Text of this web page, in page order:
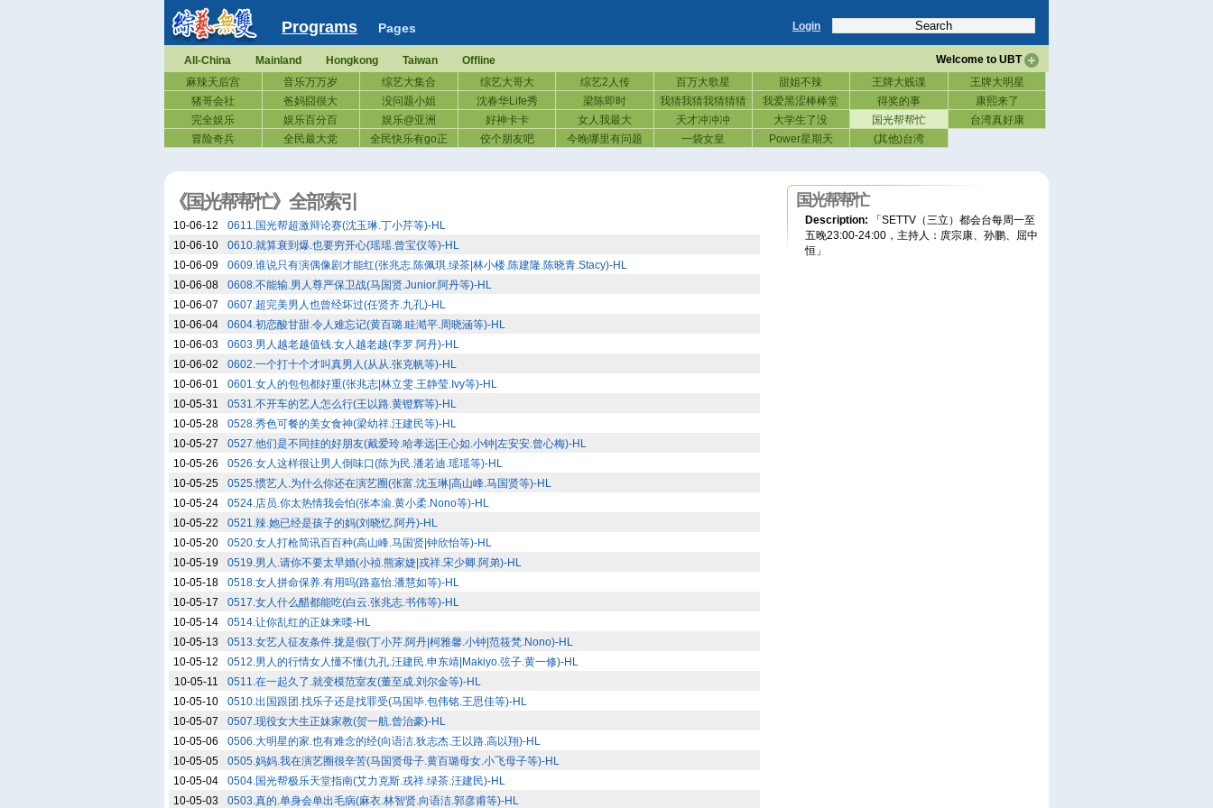
Login
Programs Pages
Welcome to UBT
All-China Mainland Hongkong Taiwan
Offline
麻辣天后宫
音乐万万岁 综艺大集合 综艺大哥大 综艺2人传 百万大歌星 甜姐不辣 王牌大贱谍
王牌大明星
猪哥会社
爸妈囧很大 没问题小姐 沈春华Life秀 梁陈即时 我猜我猜我猜猜猜 我爱黑涩棒棒堂 得奖的事
康熙来了
完全娱乐
娱乐百分百 娱乐@亚洲 好神卡卡 女人我最大 天才冲冲冲 大学生了没 国光帮帮忙
台湾真好康
冒险奇兵
全民最大党 全民快乐有go正 佼个朋友吧 今晚哪里有问题 一袋女皇 Power星期天 (其他)台湾
国光帮帮忙
Description:
「SETTV（三立）都会台每周一至
五晚23:00-24:00，主持人：庹宗康、孙鹏、屈中
恒」
《国光帮帮忙》全部索引
10-06-12
0611.国光帮超激辩论赛(沈玉琳.丁小芹等)-HL
10-06-10
0610.就算衰到爆.也要穷开心(瑶瑶.曾宝仪等)-HL
10-06-09
0609.谁说只有演偶像剧才能红(张兆志.陈佩琪.绿茶|林小楼.陈建隆.陈晓青.Stacy)-HL
10-06-08
0608.不能输.男人尊严保卫战(马国贤.Junior.阿丹等)-HL
10-06-07
0607.超完美男人也曾经坏过(任贤齐.九孔)-HL
10-06-04
0604.初恋酸甘甜.令人难忘记(黄百璐.眭澔平.周晓涵等)-HL
10-06-03
0603.男人越老越值钱.女人越老越(李罗.阿丹)-HL
10-06-02
0602.一个打十个才叫真男人(从从.张克帆等)-HL
10-06-01
0601.女人的包包都好重(张兆志|林立雯.王静莹.Ivy等)-HL
10-05-31
0531.不开车的艺人怎么行(王以路.黄镫辉等)-HL
10-05-28
0528.秀色可餐的美女食神(梁幼祥.汪建民等)-HL
10-05-27
0527.他们是不同挂的好朋友(戴爱玲.哈孝远|王心如.小钟|左安安.曾心梅)-HL
10-05-26
0526.女人这样很让男人倒味口(陈为民.潘若迪.瑶瑶等)-HL
10-05-25
0525.惯艺人.为什么你还在演艺圈(张富.沈玉琳|高山峰.马国贤等)-HL
10-05-24
0524.店员.你太热情我会怕(张本渝.黄小柔.Nono等)-HL
10-05-22
0521.辣.她已经是孩子的妈(刘晓忆.阿丹)-HL
10-05-20
0520.女人打枪简讯百百种(高山峰.马国贤|钟欣怡等)-HL
10-05-19
0519.男人.请你不要太早婚(小祯.熊家婕|戎祥.宋少卿.阿弟)-HL
10-05-18
0518.女人拼命保养.有用吗(路嘉怡.潘慧如等)-HL
10-05-17
0517.女人什么醋都能吃(白云.张兆志.书伟等)-HL
10-05-14
0514.让你乱红的正妹来喽-HL
10-05-13
0513.女艺人征友条件.拢是假(丁小芹.阿丹|柯雅馨.小钟|范筱梵.Nono)-HL
10-05-12
0512.男人的行情女人懂不懂(九孔.汪建民.申东靖|Makiyo.弦子.黄一修)-HL
10-05-11
0511.在一起久了.就变模范室友(董至成.刘尔金等)-HL
10-05-10
0510.出国跟团.找乐子还是找罪受(马国毕.包伟铭.王思佳等)-HL
10-05-07
0507.现役女大生正妹家教(贺一航.曾治豪)-HL
10-05-06
0506.大明星的家.也有难念的经(向语洁.狄志杰.王以路.高以翔)-HL
10-05-05
0505.妈妈.我在演艺圈很辛苦(马国贤母子.黄百璐母女.小飞母子等)-HL
10-05-04
0504.国光帮极乐天堂指南(艾力克斯.戎祥.绿茶.汪建民)-HL
10-05-03
0503.真的.单身会单出毛病(麻衣.林智贤.向语洁.郭彦甫等)-HL